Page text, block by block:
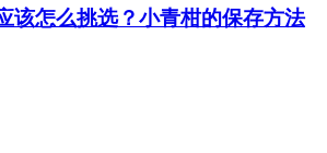
该怎么挑选？小青柑的保存方法